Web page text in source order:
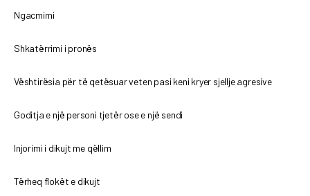
Ngacmimi
Shkatërrimi i pronës
Vështirësia për të qetësuar veten pasi keni kryer sjellje agresive
Goditja e një personi tjetër ose e një sendi
Injorimi i dikujt me qëllim
Tërheq flokët e dikujt